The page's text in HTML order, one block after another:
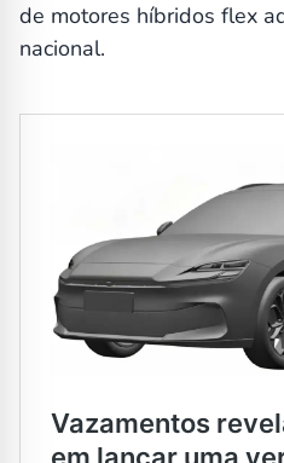
de motores híbridos flex
nacional.